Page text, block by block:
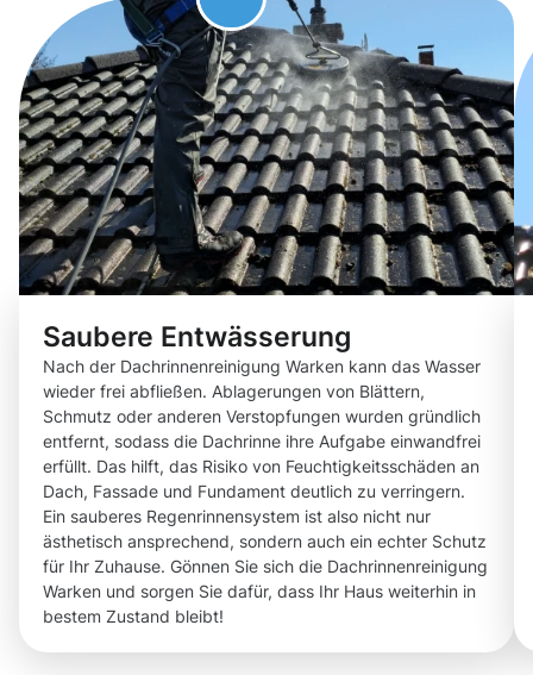
Saubere Entwässerung
Nach der Dachrinnenreinigung Warken kann das Wasser
wieder frei abfließen. Ablagerungen von Blättern,
Schmutz oder anderen Verstopfungen wurden gründlich
entfernt, sodass die Dachrinne ihre Aufgabe einwandfrei
erfüllt. Das hilft, das Risiko von Feuchtigkeitsschäden an
Dach, Fassade und Fundament deutlich zu verringern.
Ein sauberes Regenrinnensystem ist also nicht nur
ästhetisch ansprechend, sondern auch ein echter Schutz
für Ihr Zuhause. Gönnen Sie sich die Dachrinnenreinigung
Warken und sorgen Sie dafür, dass Ihr Haus weiterhin in
bestem Zustand bleibt!